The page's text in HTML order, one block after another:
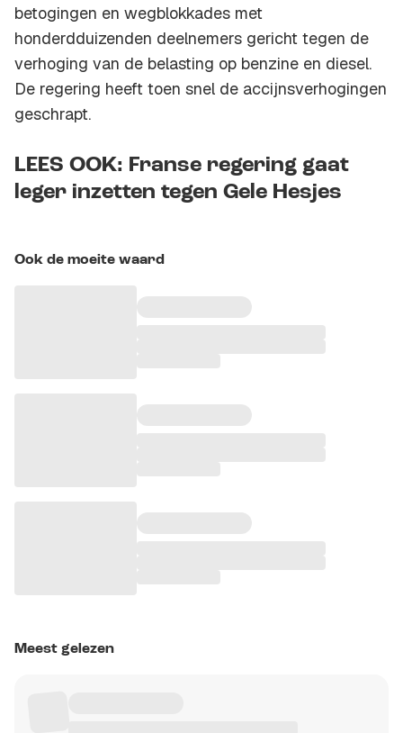
betogingen en wegblokkades met
honderdduizenden deelnemers gericht tegen de
verhoging van de belasting op benzine en diesel.
De regering heeft toen snel de accijnsverhogingen
geschrapt.
LEES OOK: Franse regering gaat
leger inzetten tegen Gele Hesjes
Ook de moeite waard
Meest gelezen